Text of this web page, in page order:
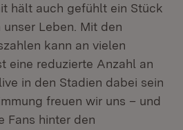
hält auch gefühlt ein Stück
Leben. Mit den
kann an vielen
eine reduzierte Anzahl an
in den Stadien dabei sein
freuen wir uns – und
Fans hinter den